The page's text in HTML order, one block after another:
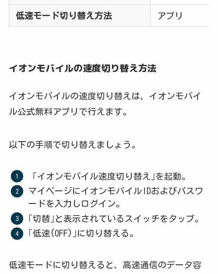
低速モード切り替え方法 アプリ
イオンモバイルの速度切り替え方法
イオンモバイルの速度切り替えは、イオンモバイ
ル公式無料アプリで行えます。
以下の手順で切り替えましょう。
「イオンモバイル速度切り替え｣を起動。
マイページにイオンモバイルIDおよびパスワ
ードを入力しログイン。
｢切替｣と表示されているスイッチをタップ。
｢低速(OFF)｣に切り替える。
低速モードに切り替えると、高速通信のデータ容